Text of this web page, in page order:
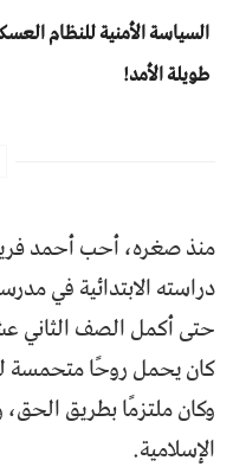
السياسة الأمنية للنظام
طويلة الأمد!
منذ صغره، أحب أحمد
دراسته الابتدائية في
حتى أكمل الصف الثاني
كان يحمل روحًا متحمسة
وكان ملتزمًا بطريق
الإسلامية.